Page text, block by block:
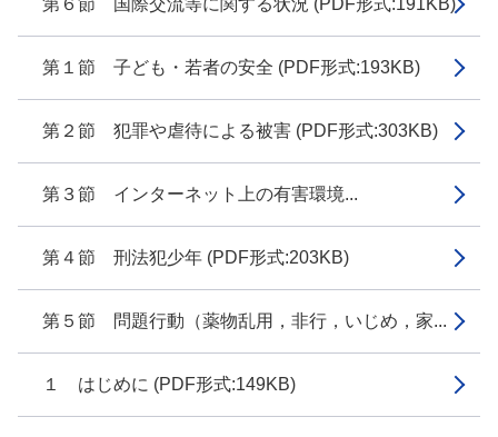
第６節 国際交流等に関する状況 (PDF形式:191KB)
第１節 子ども・若者の安全 (PDF形式:193KB)
第２節 犯罪や虐待による被害 (PDF形式:303KB)
第３節 インターネット上の有害環境...
第４節 刑法犯少年 (PDF形式:203KB)
第５節 問題行動（薬物乱用，非行，いじめ，家...
１ はじめに (PDF形式:149KB)